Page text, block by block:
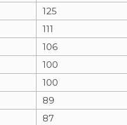
125
111
106
100
100
89
87